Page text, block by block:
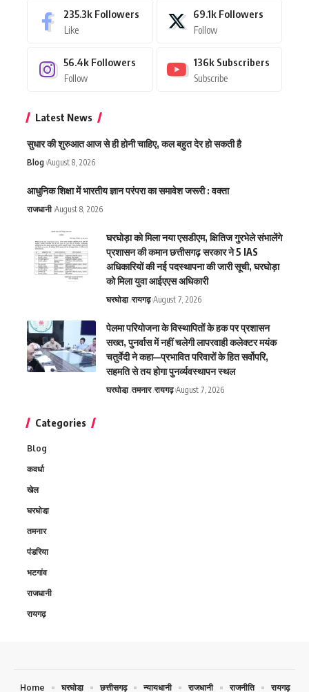
235.3k Followers
Like
69.1k Followers
Follow
56.4k Followers
Follow
136k Subscribers
Subscribe
Latest News
सुधार की शुरुआत आज से ही होनी चाहिए, कल बहुत देर हो सकती है
Blog August 8, 2026
आधुनिक शिक्षा में भारतीय ज्ञान परंपरा का समावेश जरूरी : वक्ता
राजधानी August 8, 2026
घरघोड़ा को मिला नया एसडीएम, क्षितिज गुरभेले संभालेंगे
प्रशासन की कमान छत्तीसगढ़ सरकार ने 5 IAS
अधिकारियों की नई पदस्थापना की जारी सूची, घरघोड़ा
को मिला युवा आईएएस अधिकारी
घरघोडा़ रायगढ़ August 7, 2026
पेलमा परियोजना के विस्थापितों के हक पर प्रशासन
सख्त, पुनर्वास में नहीं चलेगी लापरवाही कलेक्टर मयंक
चतुर्वेदी ने कहा—प्रभावित परिवारों के हित सर्वोपरि,
सहमति से तय होगा पुनर्व्यवस्थापन स्थल
घरघोडा़ तमनार रायगढ़ August 7, 2026
Categories
Blog
कवर्धा
खेल
घरघोडा़
तमनार
पंडरिया
भटगांव
राजधानी
रायगढ़
Home घरघोडा़ छत्तीसगढ़ न्यायधानी राजधानी राजनीति रायगढ़